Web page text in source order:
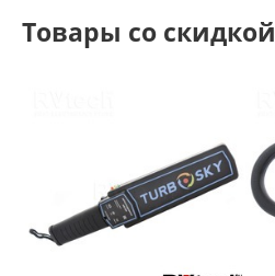
Товары со скидкой